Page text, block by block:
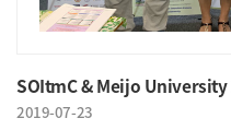
SOItmC & Meijo University
2019-07-23